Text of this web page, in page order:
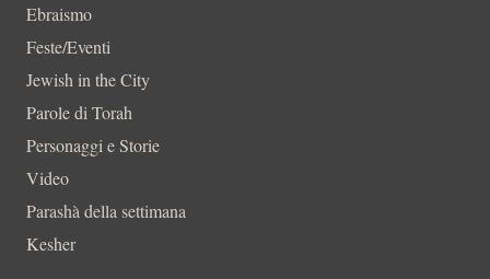
Ebraismo
Feste/Eventi
Jewish in the City
Parole di Torah
Personaggi e Storie
Video
Parashà della settimana
Kesher